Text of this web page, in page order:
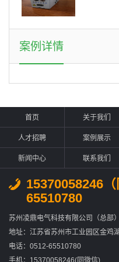
案例详情
首页 关于我们
人才招聘 案例展示
新闻中心 联系我们
15370058246
65510780
苏州凌鼎电气科技有限公司（总部）
地址：江苏省苏州市工业园区金鸡
电话：0512-65510780
手机：15370058246(同微信)